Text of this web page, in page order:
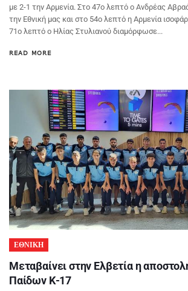
με 2-1 την Αρμενία. Στο 47ο λεπτό ο Ανδρέας
την Εθνική μας και στο 54ο λεπτό η Αρμενία
71ο λεπτό ο Ηλίας Στυλιανού διαμόρφωσε...
READ MORE
ΕΘΝΙΚΗ
Μεταβαίνει στην Ελβετία η
Παίδων Κ-17